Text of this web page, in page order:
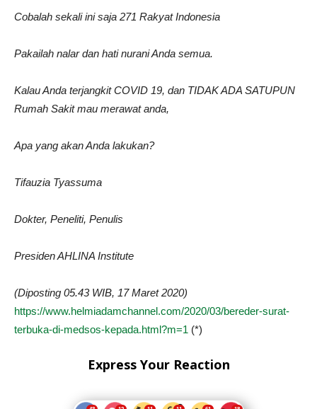
Cobalah sekali ini saja 271 Rakyat Indonesia
Pakailah nalar dan hati nurani Anda semua.
Kalau Anda terjangkit COVID 19, dan TIDAK ADA SATUPUN
Rumah Sakit mau merawat anda,
Apa yang akan Anda lakukan?
Tifauzia Tyassuma
Dokter, Peneliti, Penulis
Presiden AHLINA Institute
(Diposting 05.43 WIB, 17 Maret 2020)
https://www.helmiadamchannel.com/2020/03/bereder-surat-
terbuka-di-medsos-kepada.html?m=1 (*)
Express Your Reaction